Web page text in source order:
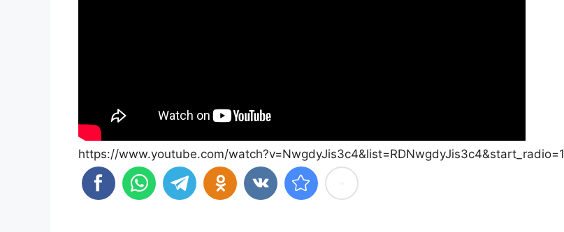
https://www.youtube.com/watch?v=NwgdyJis3c4&list=RDNwgdyJis3c4&start_radio=1